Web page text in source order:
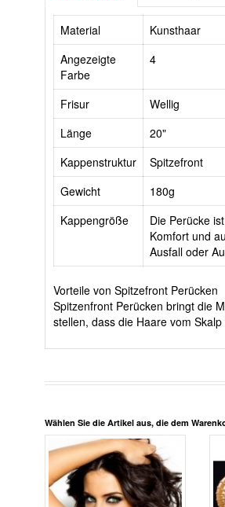
Material
Kunsthaar
Angezeigte
Farbe
4
Frisur
Wellig
Länge
20"
Kappenstruktur
Spitzefront
Gewicht
180g
Kappengröße
Die Perücke
Komfort und
Ausfall oder
Vorteile von Spitzefront Perücken
Spitzenfront Perücken bringt die
stellen, dass die Haare vom
Wählen Sie die Artikel aus, die dem